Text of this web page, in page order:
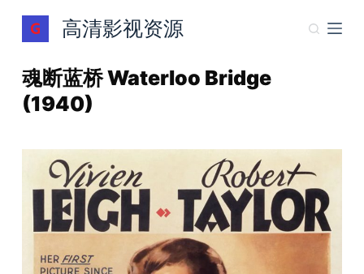
跳
过
容
高清影视资源
魂断蓝桥 Waterloo Bridge
(1940)